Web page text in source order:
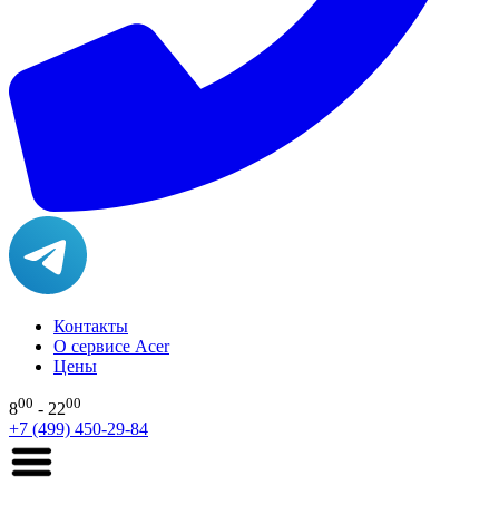
Контакты
О сервисе Acer
Цены
800 - 2200
+7 (499) 450-29-84